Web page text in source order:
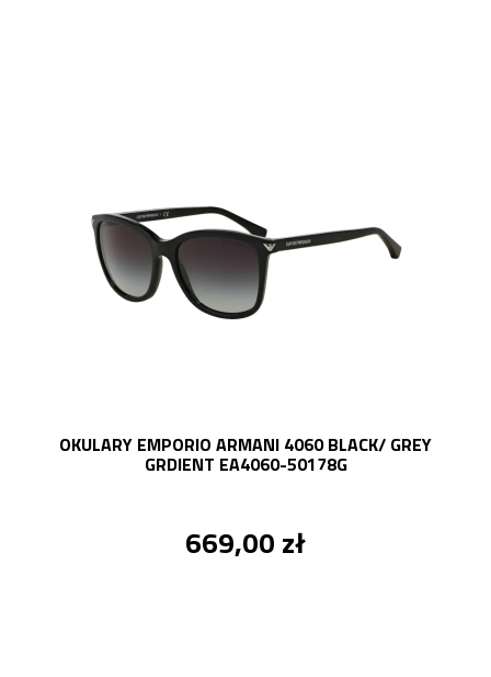
OKULARY EMPORIO ARMANI 4060 BLACK/ GREY
GRDIENT EA4060-50178G
669,00 zł